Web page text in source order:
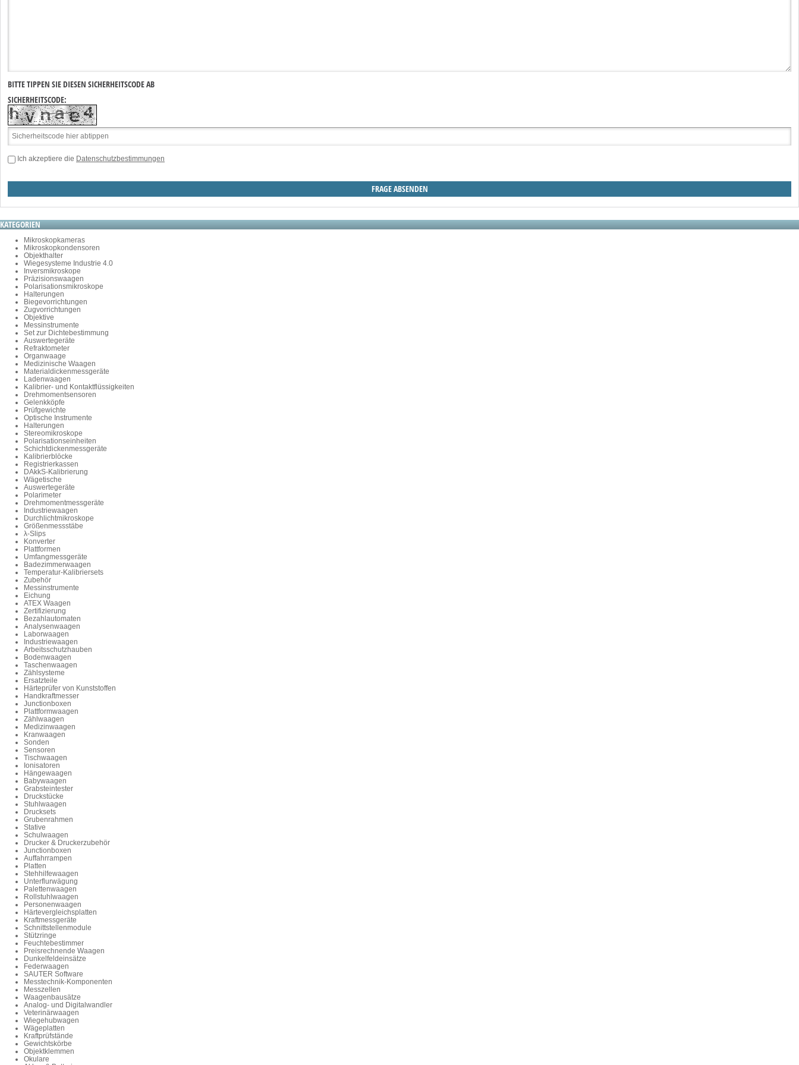
BITTE TIPPEN SIE DIESEN SICHERHEITSCODE AB
SICHERHEITSCODE:
Ich akzeptiere die Datenschutzbestimmungen
KATEGORIEN
Mikroskopkameras
Mikroskopkondensoren
Objekthalter
Wiegesysteme Industrie 4.0
Inversmikroskope
Präzisionswaagen
Polarisationsmikroskope
Halterungen
Biegevorrichtungen
Zugvorrichtungen
Objektive
Messinstrumente
Set zur Dichtebestimmung
Auswertegeräte
Refraktometer
Organwaage
Medizinische Waagen
Materialdickenmessgeräte
Ladenwaagen
Kalibrier- und Kontaktflüssigkeiten
Drehmomentsensoren
Gelenkköpfe
Prüfgewichte
Optische Instrumente
Halterungen
Stereomikroskope
Polarisationseinheiten
Schichtdickenmessgeräte
Kalibrierblöcke
Registrierkassen
DAkkS-Kalibrierung
Wägetische
Auswertegeräte
Polarimeter
Drehmomentmessgeräte
Industriewaagen
Durchlichtmikroskope
Größenmessstäbe
λ-Slips
Konverter
Plattformen
Umfangmessgeräte
Badezimmerwaagen
Temperatur-Kalibriersets
Zubehör
Messinstrumente
Eichung
ATEX Waagen
Zertifizierung
Bezahlautomaten
Analysenwaagen
Laborwaagen
Industriewaagen
Arbeitsschutzhauben
Bodenwaagen
Taschenwaagen
Zählsysteme
Ersatzteile
Härteprüfer von Kunststoffen
Handkraftmesser
Junctionboxen
Plattformwaagen
Zählwaagen
Medizinwaagen
Kranwaagen
Sonden
Sensoren
Tischwaagen
Ionisatoren
Hängewaagen
Babywaagen
Grabsteintester
Druckstücke
Stuhlwaagen
Drucksets
Grubenrahmen
Stative
Schulwaagen
Drucker & Druckerzubehör
Junctionboxen
Auffahrrampen
Platten
Stehhilfewaagen
Unterflurwägung
Palettenwaagen
Rollstuhlwaagen
Personenwaagen
Härtevergleichsplatten
Kraftmessgeräte
Schnittstellenmodule
Stützringe
Feuchtebestimmer
Preisrechnende Waagen
Dunkelfeldeinsätze
Federwaagen
SAUTER Software
Messtechnik-Komponenten
Messzellen
Waagenbausätze
Analog- und Digitalwandler
Veterinärwaagen
Wiegehubwagen
Wägeplatten
Kraftprüfstände
Gewichtskörbe
Objektklemmen
Okulare